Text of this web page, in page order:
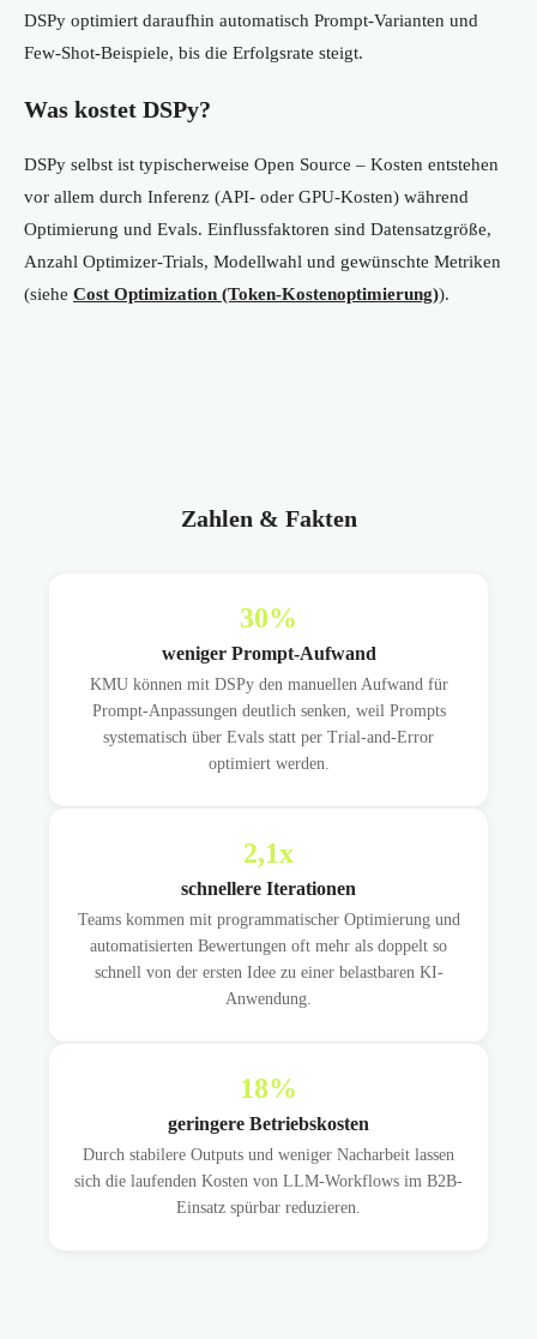
DSPy optimiert daraufhin automatisch Prompt-Varianten und
Few-Shot-Beispiele, bis die Erfolgsrate steigt.
Was kostet DSPy?
DSPy selbst ist typischerweise Open Source – Kosten entstehen
vor allem durch Inferenz (API- oder GPU-Kosten) während
Optimierung und Evals. Einflussfaktoren sind Datensatzgröße,
Anzahl Optimizer-Trials, Modellwahl und gewünschte Metriken
(siehe Cost Optimization (Token-Kostenoptimierung)).
Zahlen & Fakten
30%
weniger Prompt-Aufwand
KMU können mit DSPy den manuellen Aufwand für
Prompt-Anpassungen deutlich senken, weil Prompts
systematisch über Evals statt per Trial-and-Error
optimiert werden.
2,1x
schnellere Iterationen
Teams kommen mit programmatischer Optimierung und
automatisierten Bewertungen oft mehr als doppelt so
schnell von der ersten Idee zu einer belastbaren KI-
Anwendung.
18%
geringere Betriebskosten
Durch stabilere Outputs und weniger Nacharbeit lassen
sich die laufenden Kosten von LLM-Workflows im B2B-
Einsatz spürbar reduzieren.